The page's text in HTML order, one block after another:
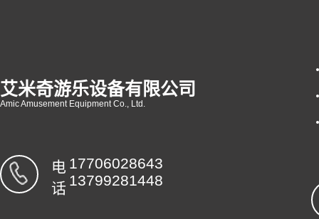
艾米奇游乐设备有限公司
Amic Amusement Equipment Co., Ltd.
电
话
17706028643
13799281448